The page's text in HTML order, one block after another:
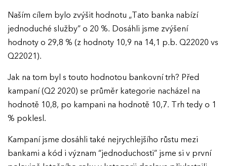
Naším cílem bylo zvýšit hodnotu „Tato banka nabízí
jednoduché služby” o 20 %. Dosáhli jsme zvýšení
hodnoty o 29,8 % (z hodnoty 10,9 na 14,1 p.b. Q22020 vs
Q22021).
Jak na tom byl s touto hodnotou bankovní trh? Před
kampaní (Q2 2020) se průměr kategorie nacházel na
hodnotě 10,8, po kampani na hodnotě 10,7. Trh tedy o 1
% poklesl.
Kampaní jsme dosáhli také nejrychlejšího růstu mezi
bankami a kód i význam “jednoduchosti” jsme si v první